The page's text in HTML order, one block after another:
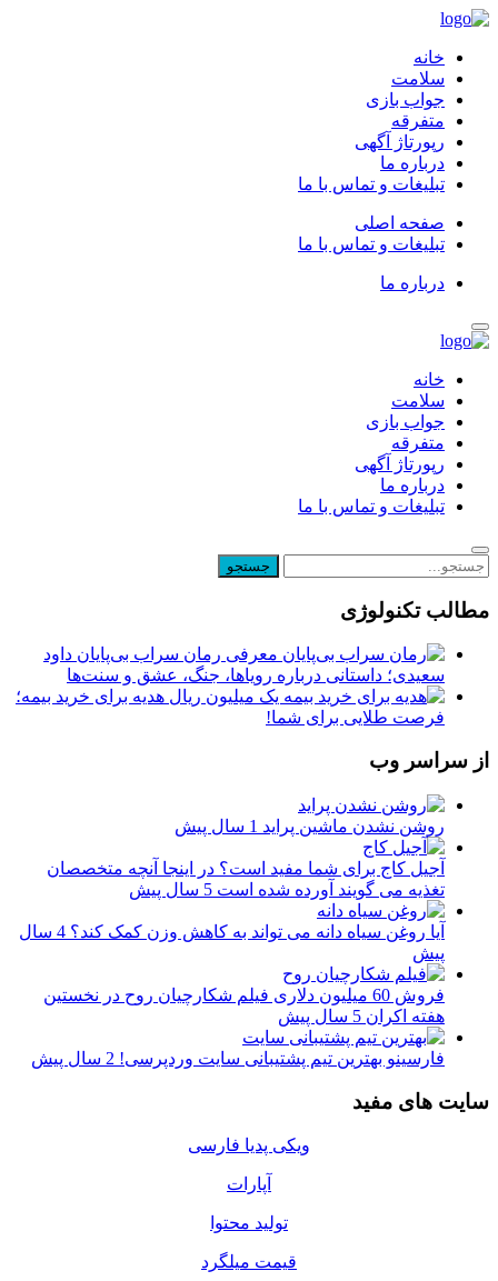
خانه
سلامت
جواب بازی
متفرقه
رپورتاژ آگهی
درباره ما
تبلیغات و تماس با ما
صفحه اصلی
تبلیغات و تماس با ما
درباره ما
خانه
سلامت
جواب بازی
متفرقه
رپورتاژ آگهی
درباره ما
تبلیغات و تماس با ما
مطالب تکنولوژی
معرفی رمان سراب بی‌پایان داود
سعیدی؛ داستانی درباره رویاها، جنگ، عشق و سنت‌ها
یک میلیون ریال هدیه برای خرید بیمه؛
فرصت طلایی برای شما!
از سراسر وب
روشن نشدن ماشین پراید 1 سال پیش
آجیل کاج برای شما مفید است؟ در اینجا آنچه متخصصان
تغذیه می گویند آورده شده است 5 سال پیش
آیا روغن سیاه دانه می تواند به کاهش وزن کمک کند؟
4 سال
پیش
فروش 60 میلیون دلاری فیلم‌ شکارچیان روح در نخستین
هفته اکران 5 سال پیش
فارسینو بهترین تیم پشتیبانی سایت وردپرسی! 2 سال پیش
سایت های مفید
ویکی پدیا فارسی
آپارات
تولید محتوا
قیمت میلگرد